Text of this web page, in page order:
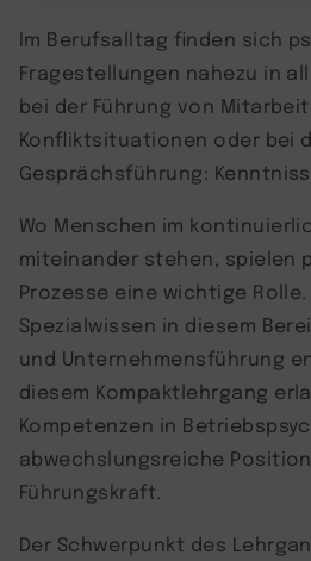
Im Berufsalltag finden sich
Fragestellungen nahezu in
bei der Führung von
Konfliktsituationen oder bei
Gesprächsführung:
Wo Menschen im
miteinander stehen, spielen
Prozesse eine wichtige
Spezialwissen in diesem
und Unternehmensführung
diesem Kompaktlehrgang
Kompetenzen in
abwechslungsreiche
Führungskraft.
Der Schwerpunkt des